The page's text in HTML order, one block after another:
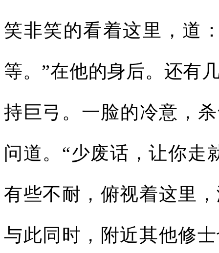
笑非笑的看着这里，道
等。”在他的身后。还有
持巨弓。一脸的冷意，
问道。“少废话，让你走
有些不耐，俯视着这里
与此同时，附近其他修